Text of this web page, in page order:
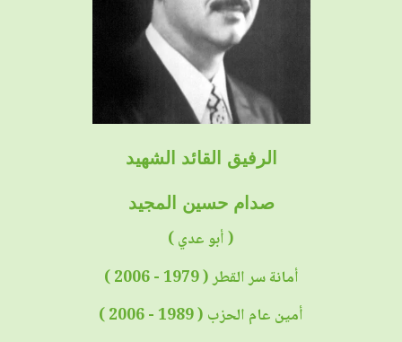
الرفيق القائد الشهيد
صدام حسين المجيد
( أبو عدي )
أمانة سر القطر ( 1979 - 2006 )
أمين عام الحزب ( 1989 - 2006 )